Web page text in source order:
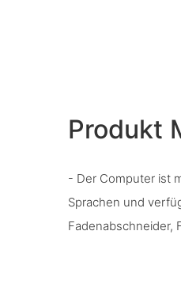
Produkt
- Der Computer ist
Sprachen und
Fadenabschneider,